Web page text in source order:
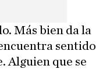
Más bien da la
sentido
Alguien que se